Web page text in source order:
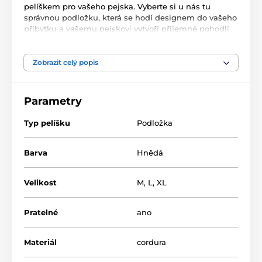
pelíškem pro vašeho pejska. Vyberte si u nás tu
správnou podložku, která se hodí designem do vašeho
příbytku a vašemu pejskovi vytvoří příjemné pohodlí
Zobrazit celý popis
Parametry
Typ pelíšku Podložka
Barva Hnědá
Velikost M, L, XL
Pratelné ano
Materiál cordura